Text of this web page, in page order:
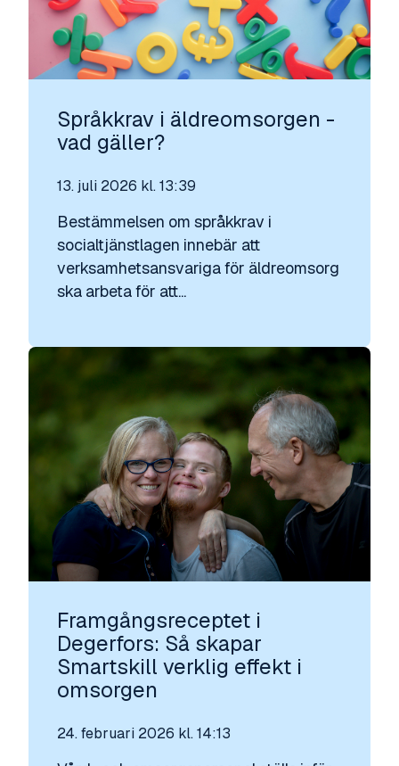
Språkkrav i äldreomsorgen -
vad gäller?
13. juli 2026 kl. 13:39
Bestämmelsen om språkkrav i
socialtjänstlagen innebär att
verksamhetsansvariga för äldreomsorg
ska arbeta för att...
Framgångsreceptet i
Degerfors: Så skapar
Smartskill verklig effekt i
omsorgen
24. februari 2026 kl. 14:13